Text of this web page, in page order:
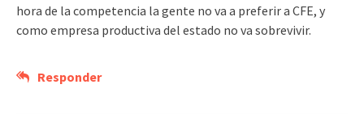
hora de la competencia la gente no va a preferir a CFE, y
como empresa productiva del estado no va sobrevivir.
Responder